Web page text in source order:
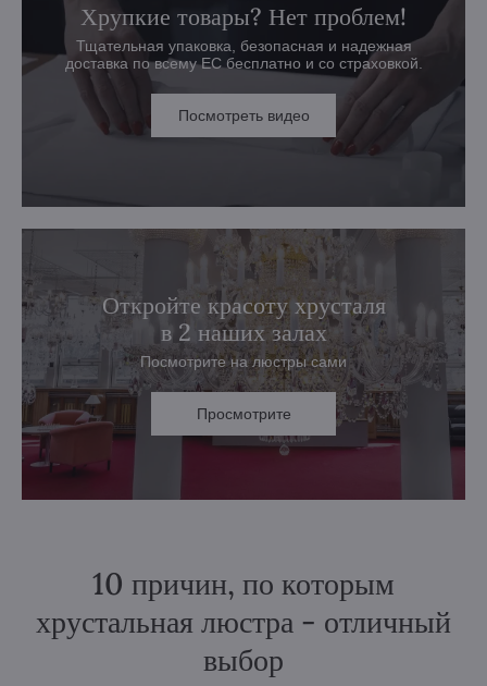
Хрупкие товары? Нет проблем!
Тщательная упаковка, безопасная и надежная
доставка по всему ЕС бесплатно и со страховкой.
Посмотреть видео
Откройте красоту хрусталя
в 2 наших залах
Посмотрите на люстры сами
Просмотрите
10 причин, по которым
хрустальная люстра - отличный
выбор